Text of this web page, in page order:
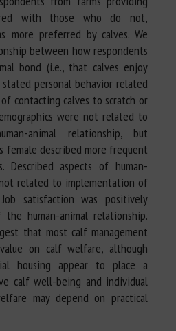
with those who do not,
more preferred by calves. We
between how respondents
bond (i.e., that calves enjoy
personal behavior related
contacting calves to scratch or
were not related to
animal relationship, but
female described more frequent
Described aspects of human-
related to implementation of
satisfaction was positively
human-animal relationship.
that most calf management
on calf welfare, although
housing appear to place a
calf well-being and individual
may depend on practical